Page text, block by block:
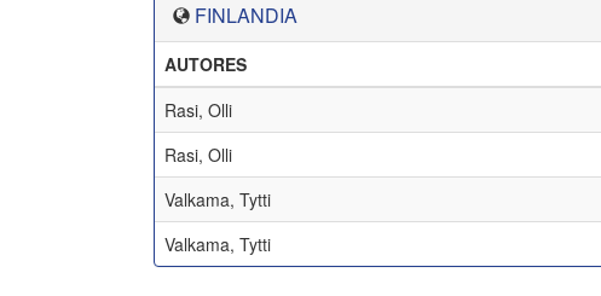
FINLANDIA
AUTORES
Rasi, Olli
Rasi, Olli
Valkama, Tytti
Valkama, Tytti